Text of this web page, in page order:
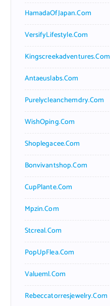
HamadaOfJapan.com
VersifyLifestyle.com
Kingscreekadventures.com
Antaeuslabs.com
Purelycleanchemdry.com
WishOping.com
Shoplegacee.com
Bonvivantshop.com
CupPlante.com
Mpzin.com
Stcreal.com
PopUpFlea.com
Valueml.com
Rebeccatorresjewelry.com